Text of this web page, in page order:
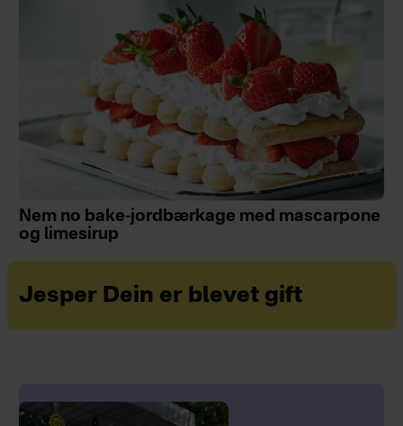
Nem no bake-jordbærkage med mascarpone
og limesirup
Jesper Dein er blevet gift